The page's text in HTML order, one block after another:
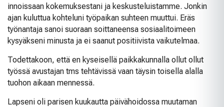
innoissaan kokemuksestani ja keskusteluistamme. Jonkin
ajan kuluttua kohteluni työpaikan suhteen muuttui. Eräs
työnantaja sanoi suoraan soittaneensa sosiaalitoimeen
kysyäkseni minusta ja ei saanut positiivista vaikutelmaa.
Todettakoon, että en kyseisellä paikkakunnalla ollut ollut
työssä avustajan tms tehtävissä vaan täysin toisella alalla
tuohon aikaan mennessä.
Lapseni oli parisen kuukautta päivähoidossa muutaman